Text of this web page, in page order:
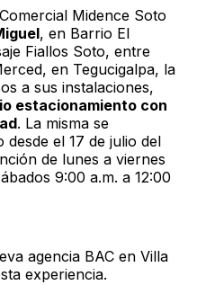
Midence Soto
, en Barrio El
Fiallos Soto, entre
en Tegucigalpa, la
a sus instalaciones,
estacionamiento con
. La misma se
el 17 de julio del
de lunes a viernes
9:00 a.m. a 12:00
agencia BAC en Villa
experiencia.